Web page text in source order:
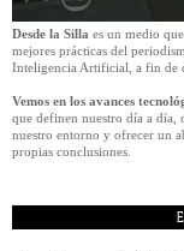
Desde la Silla es un medio
mejores prácticas del
Inteligencia Artificial, a fin de
Vemos en los avances
que definen nuestro día a día,
nuestro entorno y ofrecer un
propias conclusiones.